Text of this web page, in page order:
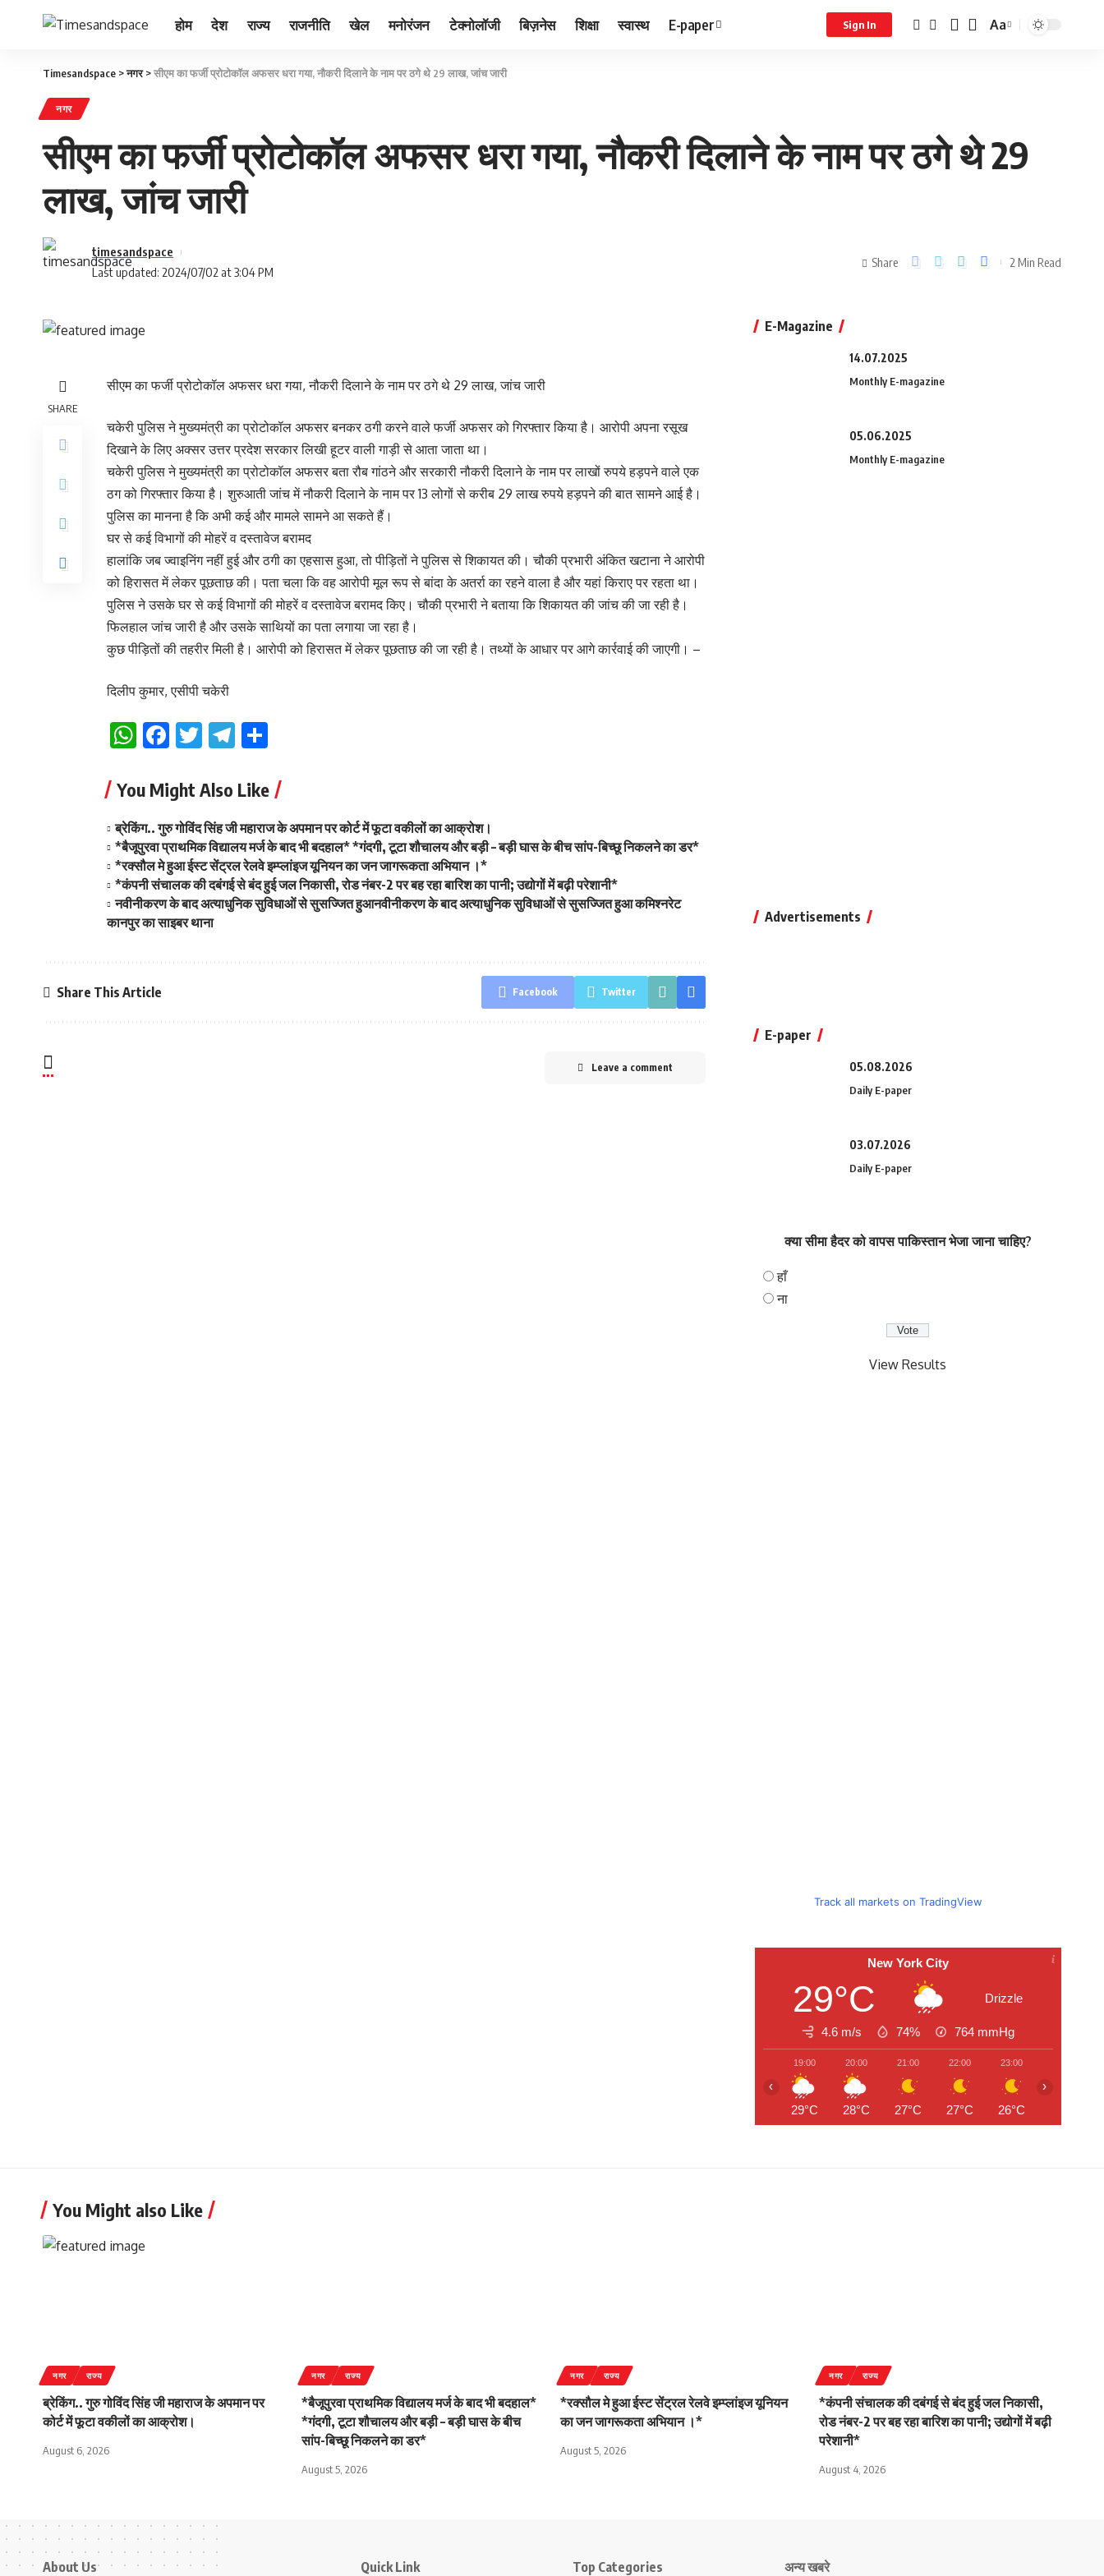
होम देश राज्य राजनीति खेल मनोरंजन टेक्नोलॉजी बिज़नेस शिक्षा स्वास्थ E-paper Sign In Aa
Timesandspace >नगर>सीएम का फर्जी प्रोटोकॉल अफसर धरा गया, नौकरी दिलाने के नाम पर ठगे थे 29 लाख, जांच जारी
नगर
सीएम का फर्जी प्रोटोकॉल अफसर धरा गया, नौकरी दिलाने के नाम पर ठगे थे 29
लाख, जांच जारी
Last updated: 2024/07/02 at 3:04 PM
timesandspace
Share 2 Min Read
SHARE
सीएम का फर्जी प्रोटोकॉल अफसर धरा गया, नौकरी दिलाने के नाम पर ठगे थे 29 लाख, जांच जारी
चकेरी पुलिस ने मुख्यमंत्री का प्रोटोकॉल अफसर बनकर ठगी करने वाले फर्जी अफसर को गिरफ्तार किया है। आरोपी अपना रसूख
दिखाने के लिए अक्सर उत्तर प्रदेश सरकार लिखी हूटर वाली गाड़ी से आता जाता था।
चकेरी पुलिस ने मुख्यमंत्री का प्रोटोकॉल अफसर बता रौब गांठने और सरकारी नौकरी दिलाने के नाम पर लाखों रुपये हड़पने वाले एक
ठग को गिरफ्तार किया है। शुरुआती जांच में नौकरी दिलाने के नाम पर 13 लोगों से करीब 29 लाख रुपये हड़पने की बात सामने आई है।
पुलिस का मानना है कि अभी कई और मामले सामने आ सकते हैं।
घर से कई विभागों की मोहरें व दस्तावेज बरामद
हालांकि जब ज्वाइनिंग नहीं हुई और ठगी का एहसास हुआ, तो पीड़ितों ने पुलिस से शिकायत की। चौकी प्रभारी अंकित खटाना ने आरोपी
को हिरासत में लेकर पूछताछ की। पता चला कि वह आरोपी मूल रूप से बांदा के अतर्रा का रहने वाला है और यहां किराए पर रहता था।
पुलिस ने उसके घर से कई विभागों की मोहरें व दस्तावेज बरामद किए। चौकी प्रभारी ने बताया कि शिकायत की जांच की जा रही है।
फिलहाल जांच जारी है और उसके साथियों का पता लगाया जा रहा है।
कुछ पीड़ितों की तहरीर मिली है। आरोपी को हिरासत में लेकर पूछताछ की जा रही है। तथ्यों के आधार पर आगे कार्रवाई की जाएगी। –
दिलीप कुमार, एसीपी चकेरी
WhatsApp
Facebook
TwitterTelegram
You Might Also Like
ब्रेकिंग.. गुरु गोविंद सिंह जी महाराज के अपमान पर कोर्ट में फूटा वकीलों का आक्रोश।
*बैजूपुरवा प्राथमिक विद्यालय मर्ज के बाद भी बदहाल* *गंदगी, टूटा शौचालय और बड़ी – बड़ी घास के बीच सांप-बिच्छू निकलने का डर*
*रक्सौल मे हुआ ईस्ट सेंट्रल रेलवे इम्प्लांइज यूनियन का जन जागरूकता अभियान ।*
*कंपनी संचालक की दबंगई से बंद हुई जल निकासी, रोड नंबर-2 पर बह रहा बारिश का पानी; उद्योगों में बढ़ी परेशानी*
नवीनीकरण के बाद अत्याधुनिक सुविधाओं से सुसज्जित हुआनवीनीकरण के बाद अत्याधुनिक सुविधाओं से सुसज्जित हुआ कमिश्नरेट
कानपुर का साइबर थाना
Share This Article Facebook Twitter
Leave a comment
E-Magazine
14.07.2025
Monthly E-magazine
05.06.2025
Monthly E-magazine
Advertisements
E-paper
05.08.2026
Daily E-paper
03.07.2026
Daily E-paper
क्या सीमा हैदर को वापस पाकिस्तान भेजा जाना चाहिए?
हाँ
ना
View Results
Track all markets on TradingView
New York City
29°C Drizzle
4.6 m/s 74% 764 mmHg
19:00
29°C
20:00
28°C
21:00
27°C
22:00
27°C
23:00
26°C
‹ ›
You Might also Like
नगर राज्य
ब्रेकिंग.. गुरु गोविंद सिंह जी महाराज के अपमान पर
कोर्ट में फूटा वकीलों का आक्रोश।
August 6, 2026
नगर राज्य
*बैजूपुरवा प्राथमिक विद्यालय मर्ज के बाद भी बदहाल*
*गंदगी, टूटा शौचालय और बड़ी – बड़ी घास के बीच
सांप-बिच्छू निकलने का डर*
August 5, 2026
नगर राज्य
*रक्सौल मे हुआ ईस्ट सेंट्रल रेलवे इम्प्लांइज यूनियन
का जन जागरूकता अभियान ।*
August 5, 2026
नगर राज्य
*कंपनी संचालक की दबंगई से बंद हुई जल निकासी,
रोड नंबर-2 पर बह रहा बारिश का पानी; उद्योगों में बढ़ी
परेशानी*
August 4, 2026
About Us Quick Link Top Categories अन्य खबरे